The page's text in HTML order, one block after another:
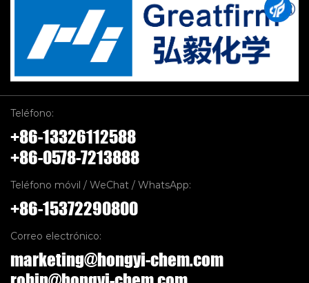
Teléfono:
+86-13326112588
+86-0578-7213888
Teléfono móvil / WeChat / WhatsApp:
+86-15372290800
Correo electrónico:
marketing@hongyi-chem.com